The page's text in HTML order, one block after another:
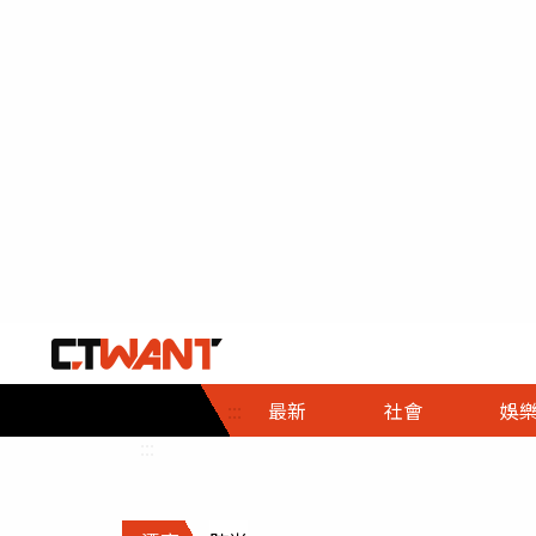
::: 最新 社會
社會首頁
時事
調查
娛樂
娛樂首頁
即時
財經首頁
熱線
政